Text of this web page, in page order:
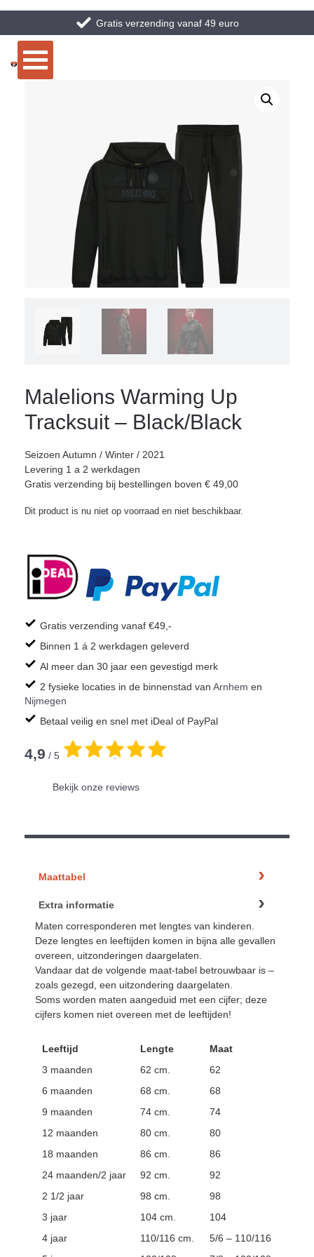
Gratis verzending vanaf 49 euro
Malelions Warming Up
Tracksuit – Black/Black
Seizoen Autumn / Winter / 2021
Levering 1 a 2 werkdagen
Gratis verzending bij bestellingen boven € 49,00
Dit product is nu niet op voorraad en niet beschikbaar.
Gratis verzending vanaf €49,-
Binnen 1 á 2 werkdagen geleverd
Al meer dan 30 jaar een gevestigd merk
2 fysieke locaties in de binnenstad van Arnhem en
Nijmegen
Betaal veilig en snel met iDeal of PayPal
4,9 / 5 .
Bekijk onze reviews
Maattabel
Extra informatie
Maten corresponderen met lengtes van kinderen.
Deze lengtes en leeftijden komen in bijna alle gevallen
overeen, uitzonderingen daargelaten.
Vandaar dat de volgende maat-tabel betrouwbaar is –
zoals gezegd, een uitzondering daargelaten.
Soms worden maten aangeduid met een cijfer; deze
cijfers komen niet overeen met de leeftijden!
Leeftijd Lengte
Maat
3 maanden
62 cm.
62
6 maanden
68 cm.
68
9 maanden
74 cm.
74
12 maanden
80 cm.
80
18 maanden
86 cm.
86
24 maanden/2 jaar
92 cm.
92
2 1/2 jaar
98 cm.
98
3 jaar
104 cm.
104
4 jaar
110/116 cm.
5/6 – 110/116